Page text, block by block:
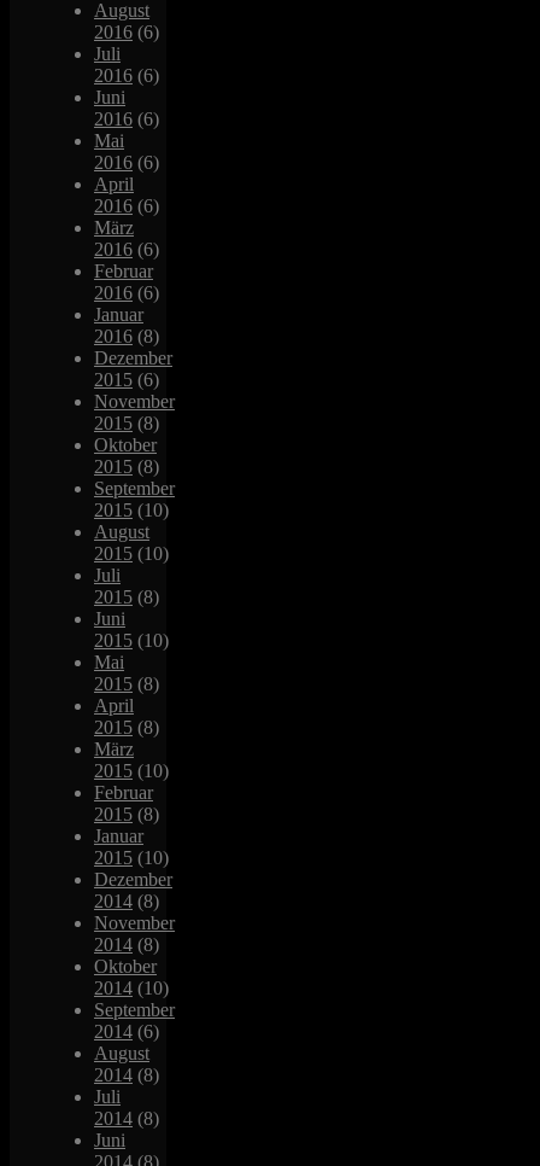
August
2016 (6)
Juli
2016 (6)
Juni
2016 (6)
Mai
2016 (6)
April
2016 (6)
März
2016 (6)
Februar
2016 (6)
Januar
2016 (8)
Dezember
2015 (6)
November
2015 (8)
Oktober
2015 (8)
September
2015 (10)
August
2015 (10)
Juli
2015 (8)
Juni
2015 (10)
Mai
2015 (8)
April
2015 (8)
März
2015 (10)
Februar
2015 (8)
Januar
2015 (10)
Dezember
2014 (8)
November
2014 (8)
Oktober
2014 (10)
September
2014 (6)
August
2014 (8)
Juli
2014 (8)
Juni
2014 (8)